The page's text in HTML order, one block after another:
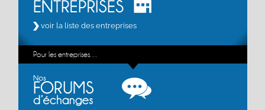
voir la liste des entreprises
Pour les entreprises…